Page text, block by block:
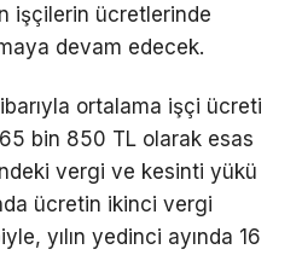
işçilerin ücretlerinde
devam edecek.
ortalama işçi ücreti
bin 850 TL olarak esas
vergi ve kesinti yükü
ücretin ikinci vergi
yılın yedinci ayında 16